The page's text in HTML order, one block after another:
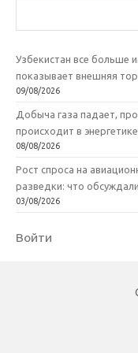
Узбекистан все больше
показывает внешняя
09/08/2026
Добыча газа падает,
происходит в
08/08/2026
Рост спроса на
разведки: что
03/08/2026
Войти